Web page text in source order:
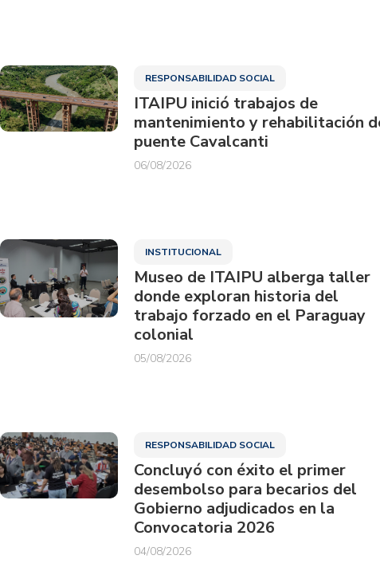
RESPONSABILIDAD SOCIAL
ITAIPU inició trabajos de
mantenimiento y rehabilitación
puente Cavalcanti
06/08/2026
INSTITUCIONAL
Museo de ITAIPU alberga taller
donde exploran historia del
trabajo forzado en el Paraguay
colonial
05/08/2026
RESPONSABILIDAD SOCIAL
Concluyó con éxito el primer
desembolso para becarios del
Gobierno adjudicados en la
Convocatoria 2026
04/08/2026